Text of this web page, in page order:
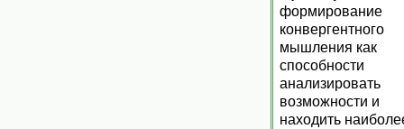
формирование
конвергентного
мышления как
способности
анализировать
возможности и
находить